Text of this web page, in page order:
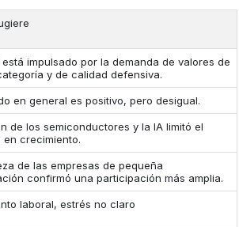
está impulsado por la demanda de valores de
y de calidad defensiva.
en general es positivo, pero desigual.
de los semiconductores y la IA limitó el
en crecimiento.
de las empresas de pequeña
confirmó una participación más amplia.
laboral, estrés no claro